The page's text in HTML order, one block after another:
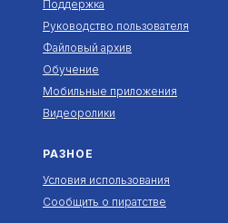
Поддержка
Руководство пользователя
Файловый архив
Обучение
Мобильные приложения
Видеоролики
РАЗНОЕ
Условия использования
Сообщить о пиратстве